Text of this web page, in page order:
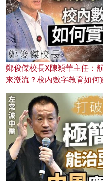
鄭俊傑校長X陳穎華主任：
來潮流？校內數字教育如何